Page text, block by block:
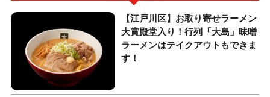
【江戸川区】お取り寄せラーメン
大賞殿堂入り！行列「大島」味噌
ラーメンはテイクアウトもできま
す！